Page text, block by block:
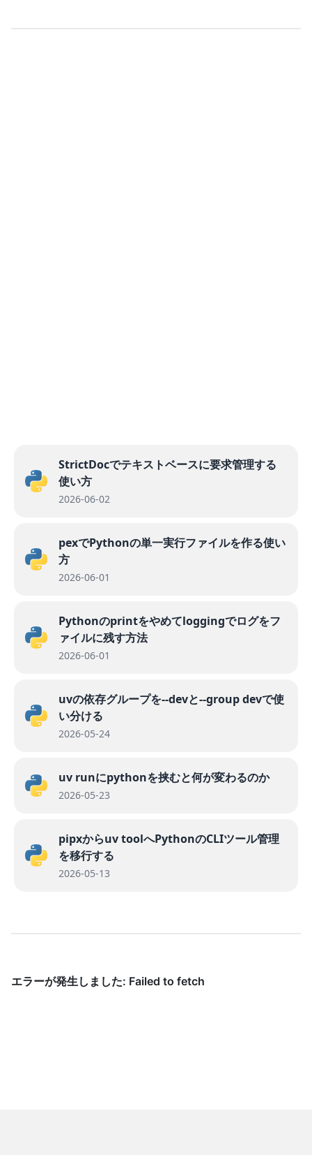
StrictDocでテキストベースに要求管理する
使い方
2026-06-02
pexでPythonの単一実行ファイルを作る使い
方
2026-06-01
Pythonのprintをやめてloggingでログをフ
ァイルに残す方法
2026-06-01
uvの依存グループを--devと--group devで使
い分ける
2026-05-24
uv runにpythonを挟むと何が変わるのか
2026-05-23
pipxからuv toolへPythonのCLIツール管理
を移行する
2026-05-13